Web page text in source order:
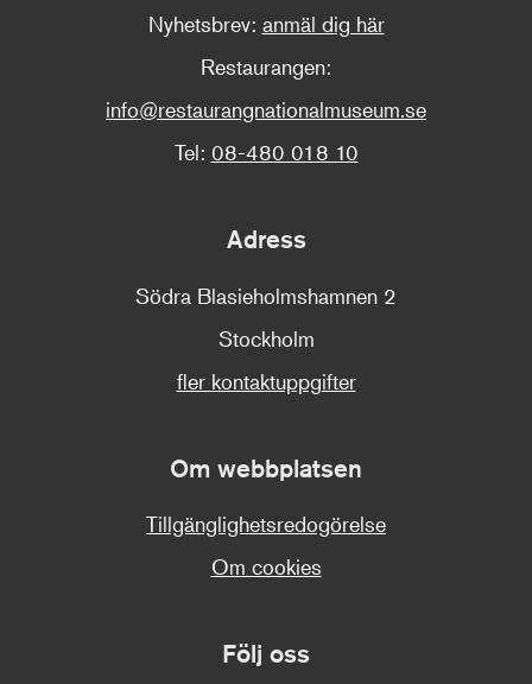
Nyhetsbrev: anmäl dig här
Restaurangen:
info@restaurangnationalmuseum.se
Tel: 08-480 018 10
Adress
Södra Blasieholmshamnen 2
Stockholm
fler kontaktuppgifter
Om webbplatsen
Tillgänglighetsredogörelse
Om cookies
Följ oss